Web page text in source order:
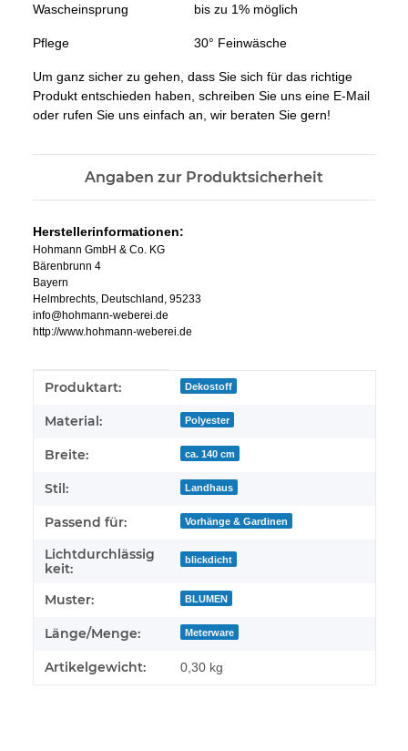
Wascheinsprung bis zu 1% möglich
Pflege 30° Feinwäsche
Um ganz sicher zu gehen, dass Sie sich für das richtige
Produkt entschieden haben, schreiben Sie uns eine E-Mail
oder rufen Sie uns einfach an, wir beraten Sie gern!
Angaben zur Produktsicherheit
Herstellerinformationen:
Hohmann GmbH & Co. KG
Bärenbrunn 4
Bayern
Helmbrechts, Deutschland, 95233
info@hohmann-weberei.de
http://www.hohmann-weberei.de
Produkteigenschaft
Wert
Produktart: Dekostoff
Material: Polyester
Breite: ca. 140 cm
Stil: Landhaus
Passend für: Vorhänge & Gardinen
Lichtdurchlässig
keit:
blickdicht
Muster: BLUMEN
Länge/Menge: Meterware
Artikelgewicht: 0,30 kg